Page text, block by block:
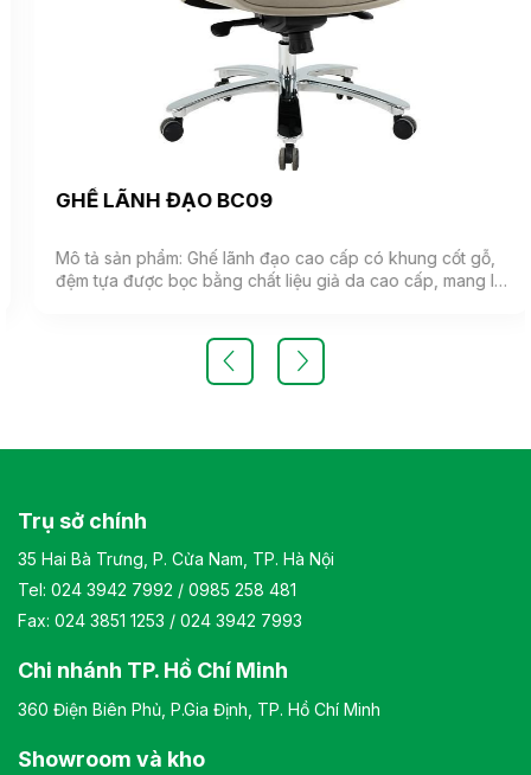
GHẾ LÃNH ĐẠO BC09
Mô tả sản phẩm: Ghế lãnh đạo cao cấp có khung cốt gỗ,
đệm tựa được bọc bằng chất liệu giả da cao cấp, mang lại
bảo tính bền vững và thẩm mỹ.( Sản phẩm nhập khẩu )
Màu sắc: Tùy chọn Chất liệu: Ghế lãnh đạo cao cấp có
Trụ sở chính
35 Hai Bà Trưng, P. Cửa Nam, TP. Hà Nội
Tel: 024 3942 7992 / 0985 258 481
Fax: 024 3851 1253 / 024 3942 7993
Chi nhánh TP. Hồ Chí Minh
360 Điện Biên Phủ, P.Gia Định, TP. Hồ Chí Minh
Showroom và kho